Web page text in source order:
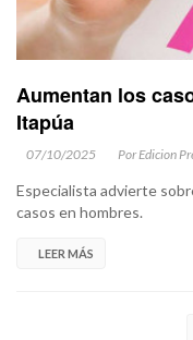
Aumentan los
Itapúa
07/10/2025 Por Edicion
Especialista advierte
casos en hombres.
LEER MÁS